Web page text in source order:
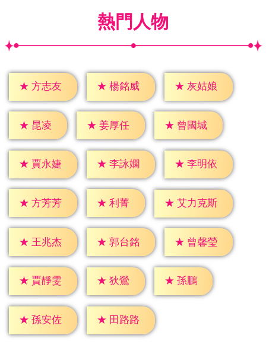
熱門人物
★ 方志友 ★ 楊銘威 ★ 灰姑娘
★ 昆凌 ★ 姜厚任 ★ 曾國城
★ 賈永婕 ★ 李詠嫻 ★ 李明依
★ 方芳芳 ★ 利菁 ★ 艾力克斯
★ 王兆杰 ★ 郭台銘 ★ 曾馨瑩
★ 賈靜雯 ★ 狄鶯 ★ 孫鵬
★ 孫安佐 ★ 田路路